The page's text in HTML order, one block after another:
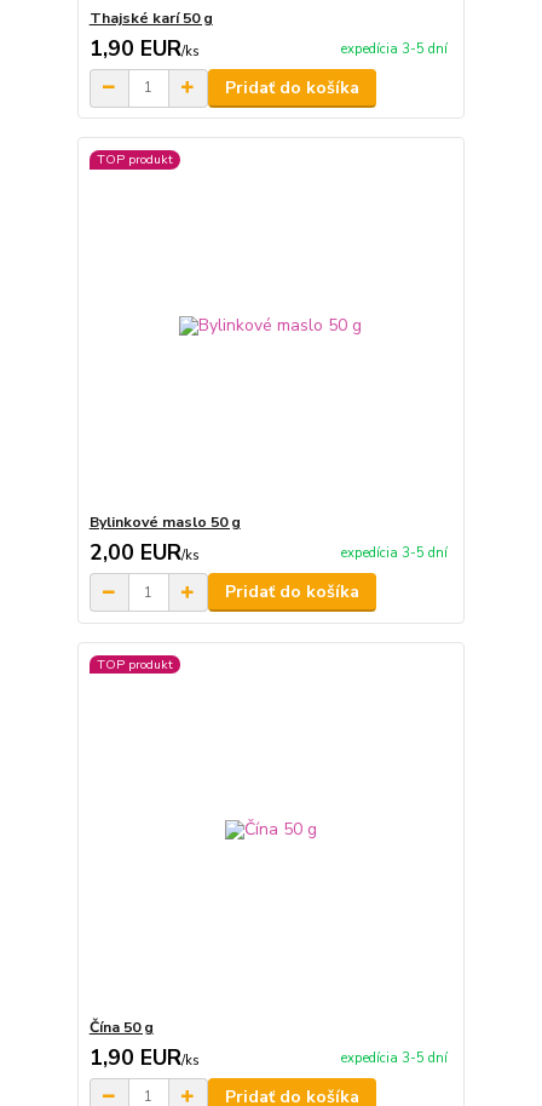
Thajské karí 50 g
1,90 EUR/ks expedícia 3-5 dní
Pridať do košíka
TOP produkt
Bylinkové maslo 50 g
2,00 EUR/ks expedícia 3-5 dní
Pridať do košíka
TOP produkt
Čína 50 g
1,90 EUR/ks expedícia 3-5 dní
Pridať do košíka